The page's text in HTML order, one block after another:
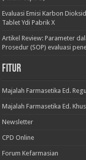
Evaluasi Emisi Karbon
Tablet Ydi Pabrik X
Artikel Review: Parameter
Prosedur (SOP) evaluasi
Fitur
Majalah Farmasetika Ed.
Majalah Farmasetika Ed.
Newsletter
CPD Online
Forum Kefarmasian